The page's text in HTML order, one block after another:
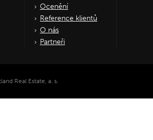
Ocenění
Reference klientů
O nás
Partneři
Real Estate, a. s.